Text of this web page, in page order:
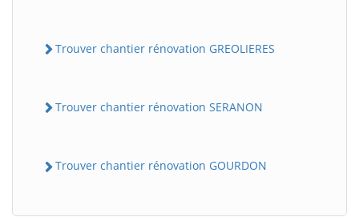
Trouver chantier rénovation GREOLIERES
Trouver chantier rénovation SERANON
Trouver chantier rénovation GOURDON
Assistant en ligne
B